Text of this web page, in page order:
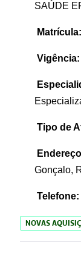
SAÚDE
Matrícula:
Vigência:
Tipo de
Gonçalo,
Telefone:
NOVAS